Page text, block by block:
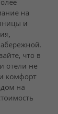
на
и
что в
отели не
комфорт
на